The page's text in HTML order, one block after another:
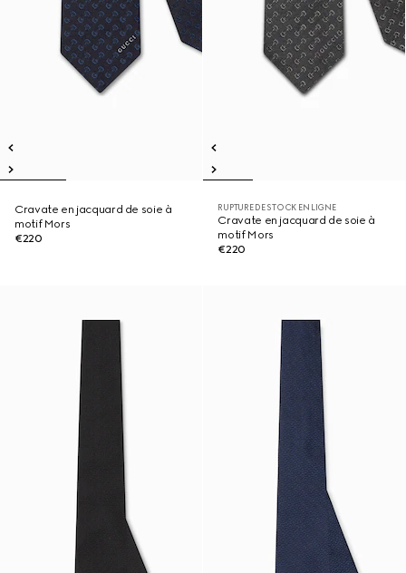
Cravate en jacquard de soie à
motif Mors
€220
RUPTURE DE STOCK EN LIGNE
Cravate en jacquard de soie à
motif Mors
€220